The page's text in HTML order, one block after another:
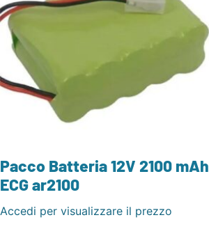
Pacco Batteria 12V 2100 mAh
ECG ar2100
Accedi per visualizzare il prezzo